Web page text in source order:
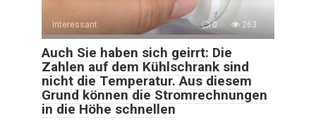
Interessant 0 263
Auch Sie haben sich geirrt: Die
Zahlen auf dem Kühlschrank sind
nicht die Temperatur. Aus diesem
Grund können die Stromrechnungen
in die Höhe schnellen